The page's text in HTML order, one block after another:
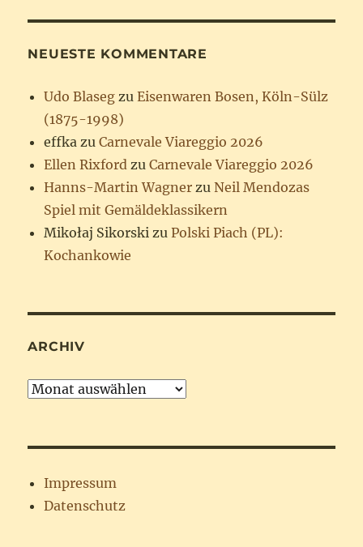
NEUESTE KOMMENTARE
Udo Blaseg zuEisenwaren Bosen, Köln-Sülz
(1875-1998)
effka zuCarnevale Viareggio 2026
Ellen Rixford zuCarnevale Viareggio 2026
Hanns-Martin Wagner zuNeil Mendozas
Spiel mit Gemäldeklassikern
Mikołaj Sikorski zuPolski Piach (PL):
Kochankowie
ARCHIV
Archiv
Impressum
Datenschutz